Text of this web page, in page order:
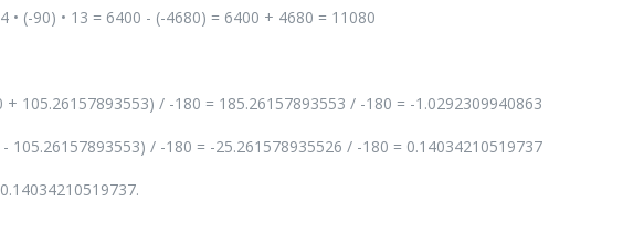
• (-90) • 13 = 6400 - (-4680) = 6400 + 4680 = 11080
+ 105.26157893553) / -180 = 185.26157893553 / -180 = -1.0292309940863
105.26157893553) / -180 = -25.261578935526 / -180 = 0.14034210519737